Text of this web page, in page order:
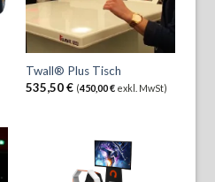
Twall® Plus Tisch
535,50€ (450,00€exkl. MwSt)